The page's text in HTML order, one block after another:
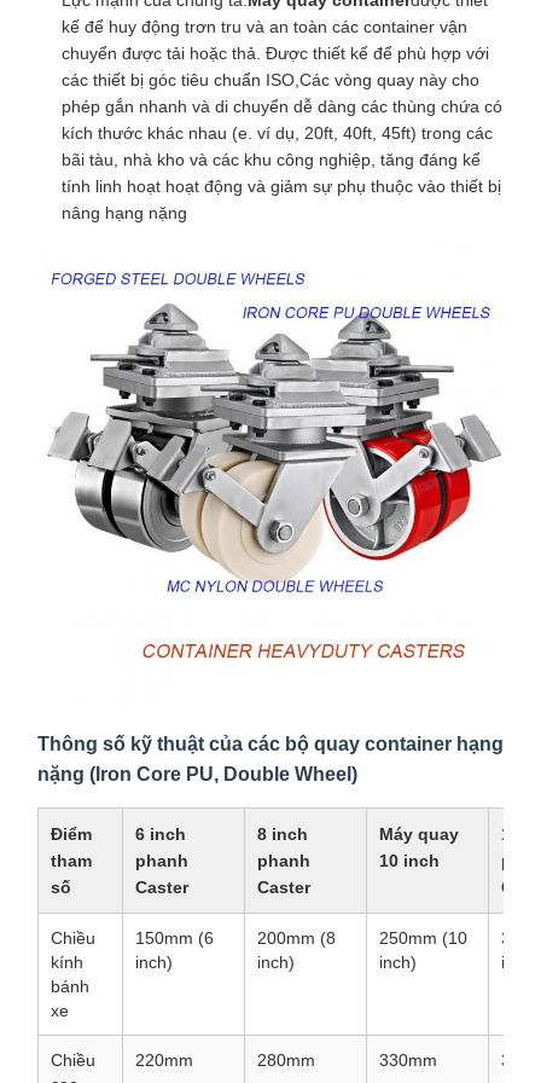
kế để huy động trơn tru và an toàn các container vận
chuyển được tải hoặc thả. Được thiết kế để phù hợp với
các thiết bị góc tiêu chuẩn ISO,Các vòng quay này cho
phép gắn nhanh và di chuyển dễ dàng các thùng chứa có
kích thước khác nhau (e. ví dụ, 20ft, 40ft, 45ft) trong các
bãi tàu, nhà kho và các khu công nghiệp, tăng đáng kể
tính linh hoạt hoạt động và giảm sự phụ thuộc vào thiết bị
nâng hạng nặng
Thông số kỹ thuật của các bộ quay container hạng
nặng (Iron Core PU, Double Wheel)
Điểm
tham
số
6 inch
phanh
Caster
8 inch
phanh
Caster
Máy quay
10 inch
12
Chiều
kính
bánh
xe
150mm (6
inch)
200mm (8
inch)
250mm (10
inch)
inch)
Chiều
220mm 280mm 330mm